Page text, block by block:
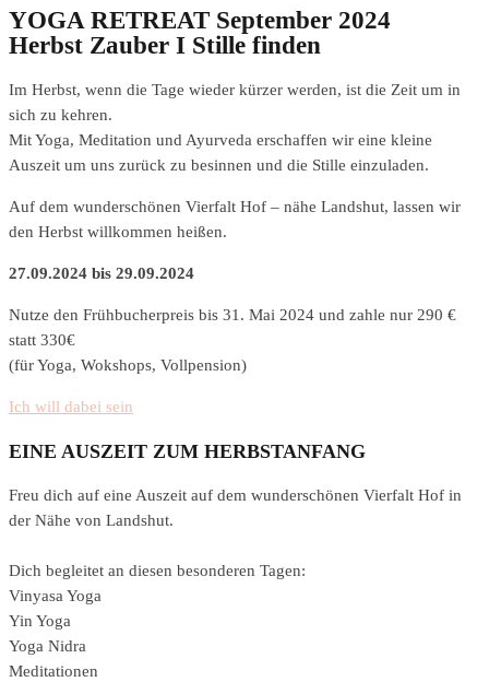
YOGA RETREAT September 2024
Herbst Zauber I Stille finden
Im Herbst, wenn die Tage wieder kürzer werden, ist die Zeit um in
sich zu kehren.
Mit Yoga, Meditation und Ayurveda erschaffen wir eine kleine
Auszeit um uns zurück zu besinnen und die Stille einzuladen.
Auf dem wunderschönen Vierfalt Hof – nähe Landshut, lassen wir
den Herbst willkommen heißen.
27.09.2024 bis 29.09.2024
Nutze den Frühbucherpreis bis 31. Mai 2024 und zahle nur 290 €
statt 330€
(für Yoga, Wokshops, Vollpension)
Ich will dabei sein
EINE AUSZEIT ZUM HERBSTANFANG
Freu dich auf eine Auszeit auf dem wunderschönen Vierfalt Hof in
der Nähe von Landshut.
Dich begleitet an diesen besonderen Tagen:
Vinyasa Yoga
Yin Yoga
Yoga Nidra
Meditationen